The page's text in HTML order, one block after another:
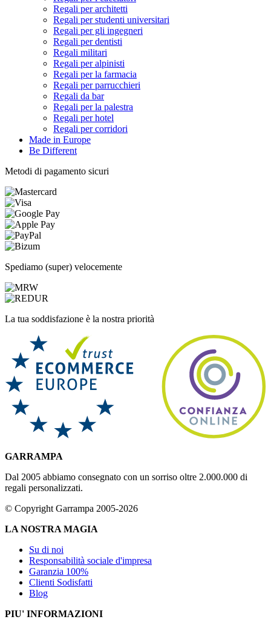
Regali per architetti
Regali per studenti universitari
Regali per gli ingegneri
Regali per dentisti
Regali militari
Regali per alpinisti
Regali per la farmacia
Regali per parrucchieri
Regali da bar
Regali per la palestra
Regali per hotel
Regali per corridori
Made in Europe
Be Different
Metodi di pagamento sicuri
Spediamo (super) velocemente
La tua soddisfazione è la nostra priorità
GARRAMPA
Dal 2005 abbiamo consegnato con un sorriso oltre 2.000.000 di
regali personalizzati.
© Copyright Garrampa 2005-2026
LA NOSTRA MAGIA
Su di noi
Responsabilità sociale d'impresa
Garanzia 100%
Clienti Sodisfatti
Blog
PIU' INFORMAZIONI